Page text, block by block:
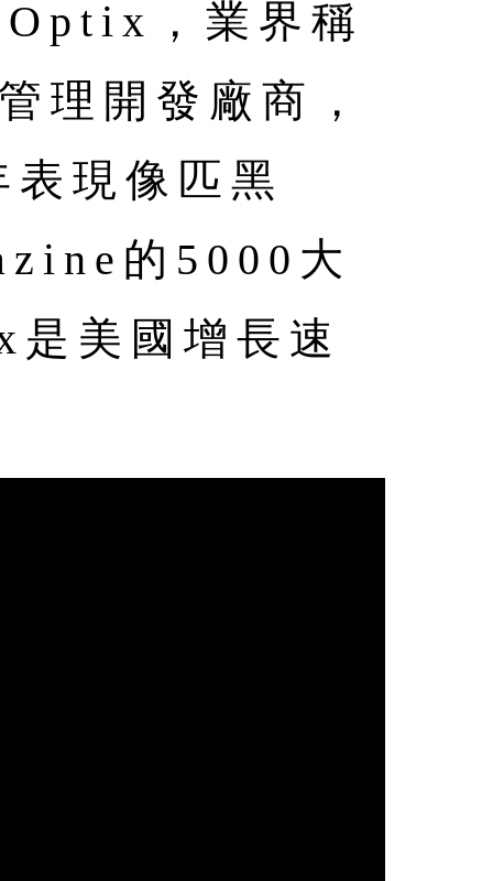
，業界稱
理開發廠商，
現像匹黑
的5000大
美國增長速